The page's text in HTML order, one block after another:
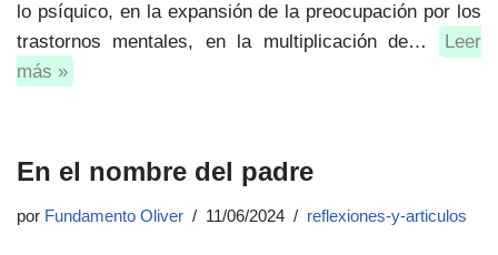
lo psíquico, en la expansión de la preocupación por los
trastornos mentales, en la multiplicación de…
Leer
más »
En el nombre del padre
por Fundamento Oliver 11/06/2024 reflexiones-y-articulos